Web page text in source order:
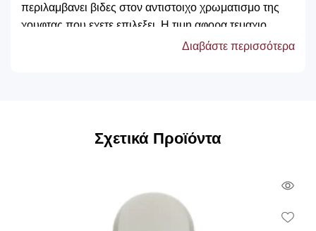
περιλαμβανει βιδες στον αντιστοιχο χρωματισμο της
χουφτας που εχετε επιλεξει. Η τιμη αφορα τεμαχιο.
Διαβάστε περισσότερα
Σχετικά Προϊόντα